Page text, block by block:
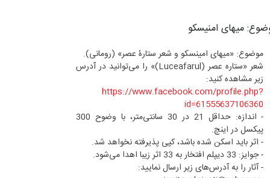
میهای امنیسکو
موضوع: «میهای امینسکو و شعر ستارۀ عصر» (رومانی).
شعر «ستاره عصر (Luceafarul)» را می‌توانید در آدرس
زیر مشاهده کنید:
https://www.facebook.com/profile.php?
id=61555637106360
- اندازه: حداقل 21 در 30 سانتی‌متر، با وضوح 300
پیکسل در اینچ.
- اثر باید اسکن شده باشد، کپی پذیرفته نخواهد شد.
- جوایز: 33 دیپلم افتخار به 33 اثر زیبا اهدا می‌شود.
- آثار را به آدرس‌های زیر ارسال نمایید: